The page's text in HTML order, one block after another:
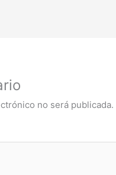
no será publicada.